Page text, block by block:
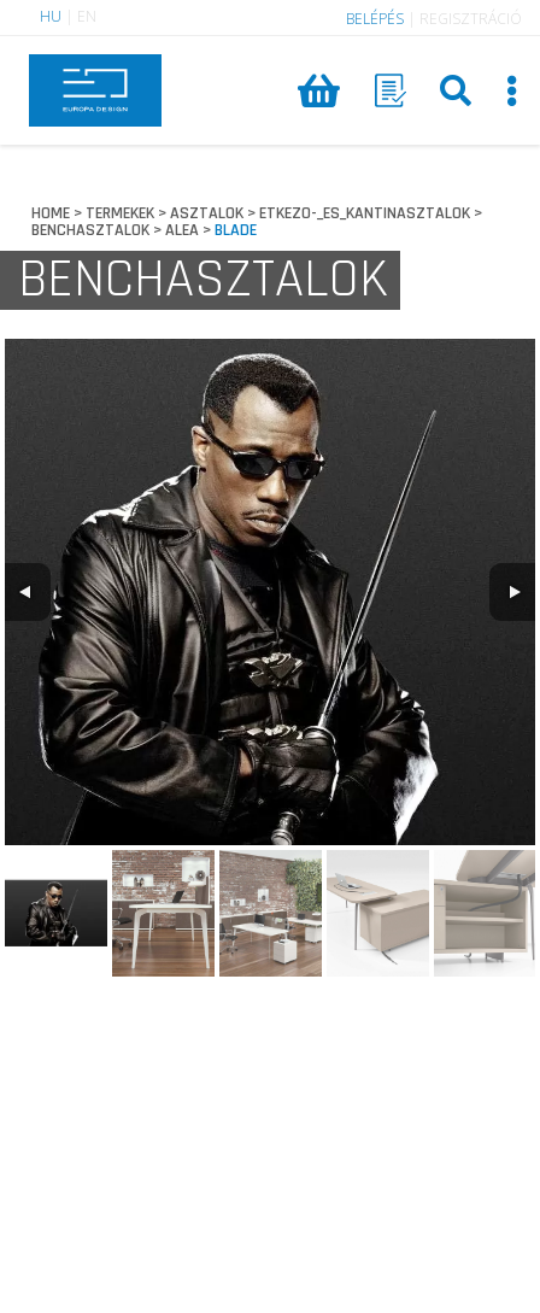
HU EN BELÉPÉS REGISZTRÁCIÓ
HOME > TERMEKEK >ASZTALOK >ETKEZO-_ES_KANTINASZTALOK >
BENCHASZTALOK >ALEA >BLADE
BENCHASZTALOK